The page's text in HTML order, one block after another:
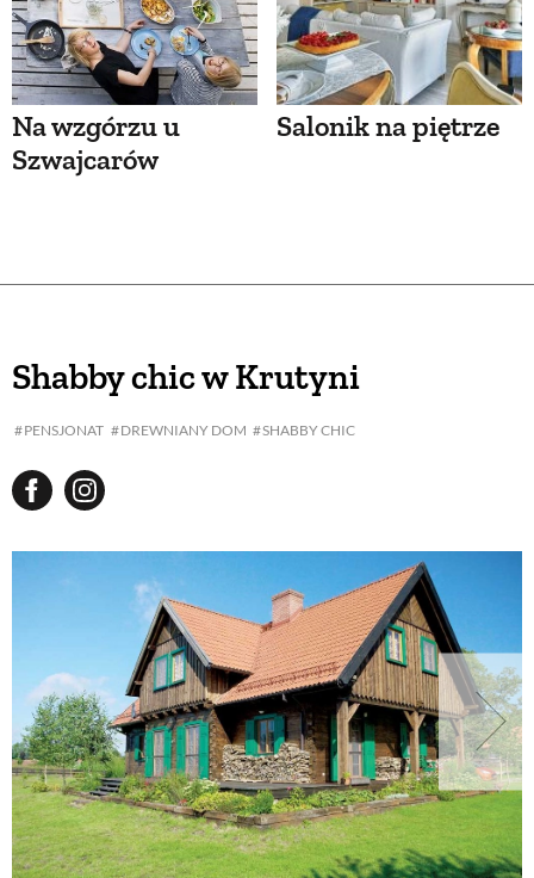
Na wzgórzu u
Szwajcarów
Salonik na piętrze
Shabby chic w Krutyni
PENSJONAT DREWNIANY DOM SHABBY CHIC